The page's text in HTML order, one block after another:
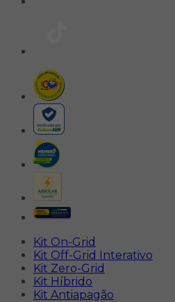
Kit On-Grid
Kit Off-Grid Interativo
Kit Zero-Grid
Kit Híbrido
Kit Antiapagão